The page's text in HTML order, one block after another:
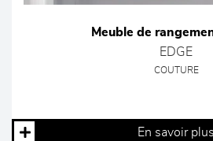
Meuble de
EDGE
COUTURE
En savoir plus